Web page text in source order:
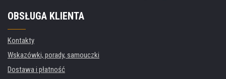
OBSŁUGA KLIENTA
Kontakty
Wskazówki, porady, samouczki
Dostawa i płatność